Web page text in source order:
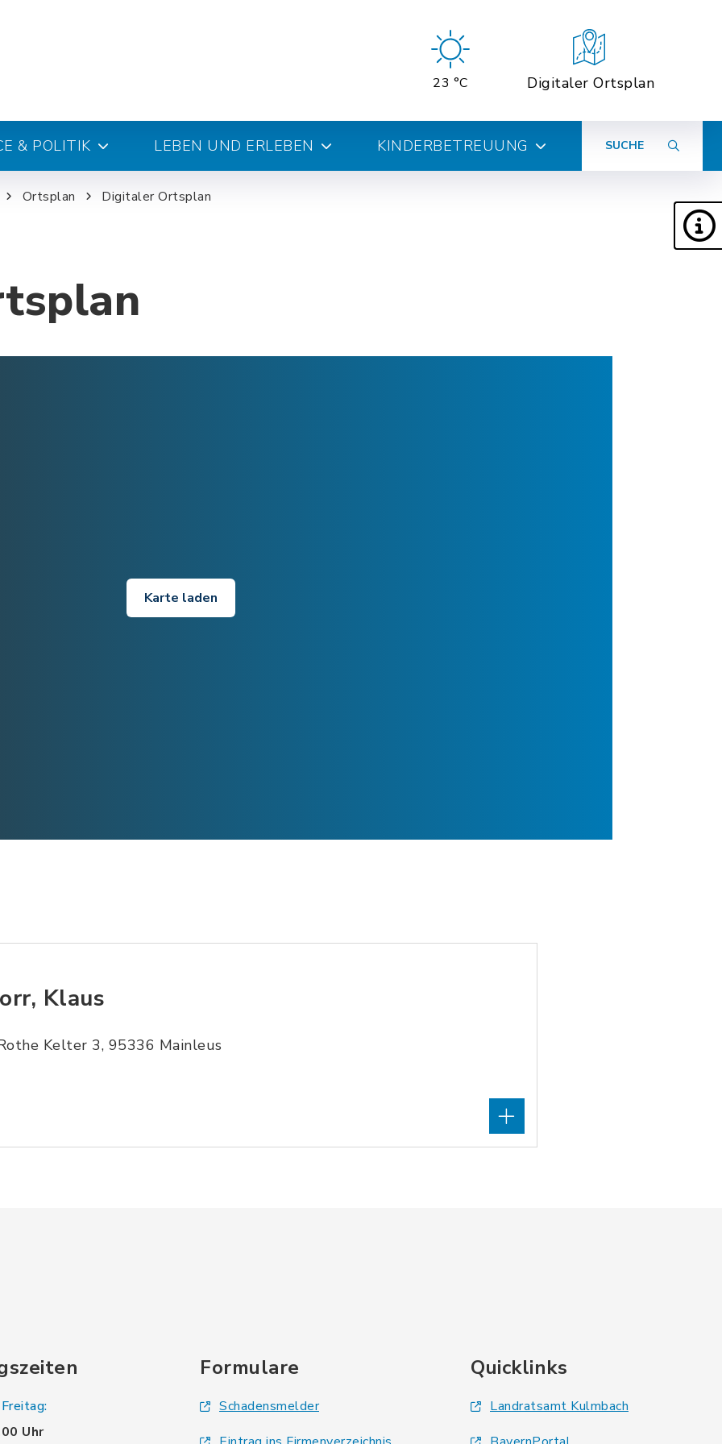
23 °C Digitaler Ortsplan
& POLITIK LEBEN UND ERLEBEN KINDERBETREUUNG SUCHE
Ortsplan Digitaler Ortsplan
Karte laden
Klaus
Kelter 3, 95336 Mainleus
Uhr
Formulare
Schadensmelder
Quicklinks
Landratsamt Kulmbach